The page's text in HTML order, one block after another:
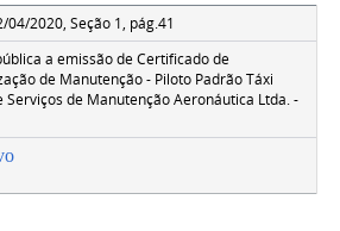
04/2020, Seção 1, pág.41
a emissão de Certificado de
de Manutenção - Piloto Padrão Táxi
Serviços de Manutenção Aeronáutica Ltda. -